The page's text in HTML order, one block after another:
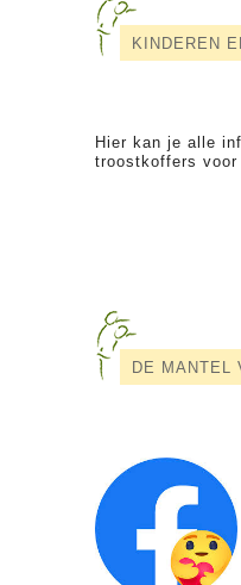
KINDEREN
Hier kan je alle
troostkoffers voor
DE MANTEL